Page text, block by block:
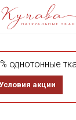
однотонные
акции